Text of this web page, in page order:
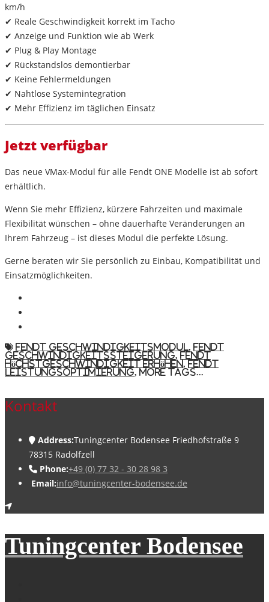
km/h
✔ Reale Geschwindigkeit korrekt im Tacho
✔ Anzeige und Funktion wie ab Werk
✔ Plug & Play Montage
✔ Rückstandslos demontierbar
✔ Keine Fehlermeldungen
✔ Nahtlose Systemintegration
✔ Mehr Effizienz im täglichen Einsatz
Jetzt verfügbar
Das neue VMax-Modul für alle Fendt ONE Modelle ist ab sofort
erhältlich.
Wenn Sie mehr Effizienz, kürzere Fahrzeiten und maximale
Flexibilität wünschen – ohne dauerhafte Veränderungen an
Ihrem Fahrzeug – ist dieses Modul die perfekte Lösung.
Gerne beraten wir Sie persönlich zu Einbau, Kompatibilität und
Einsatzmöglichkeiten.
Fendt Geschwindigkeitsmodul
Fendt
Geschwindigkeitssteigerung
Fendt
Höchstgeschwindigkeit erhöhen
Fendt
Leistungsoptimierung
More Tags...
Kontakt
Address:Tuningcenter Bodensee Friedhofstraße 9
78315 Radolfzell
Phone:+49 (0) 77 32 - 30 28 98 3
Email:info@tuningcenter-bodensee.de
Tuningcenter Bodensee